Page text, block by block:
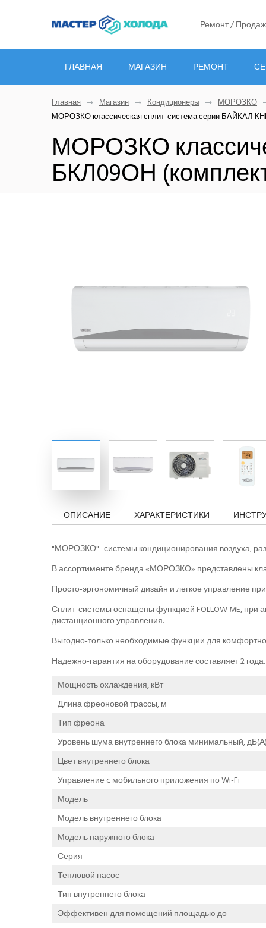
Ремонт /
ГЛАВНАЯ МАГАЗИН РЕМОНТ
Главная Магазин Кондиционеры МОРОЗКО
МОРОЗКО классическая сплит-система серии БАЙКАЛ
МОРОЗКО
БКЛ09ОН
ОПИСАНИЕ ХАРАКТЕРИСТИКИ
"МОРОЗКО"- системы кондиционирования воздуха,
В ассортименте бренда «МОРОЗКО» представлены
Просто-эргономичный дизайн и легкое управление
Сплит-системы оснащены функцией FOLLOW ME, при
дистанционного управления.
Выгодно-только необходимые функции для
Надежно-гарантия на оборудование составляет 2 года.
Мощность охлаждения, кВт
Длина фреоновой трассы, м
Тип фреона
Уровень шума внутреннего блока минимальный, дБ(А)
Цвет внутреннего блока
Управление c мобильного приложения по Wi-Fi
Модель
Модель внутреннего блока
Модель наружного блока
Серия
Тепловой насос
Тип внутреннего блока
Эффективен для помещений площадью до